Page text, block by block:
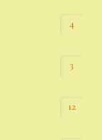
4
3
12